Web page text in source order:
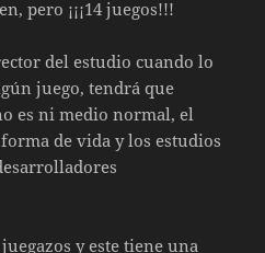
pero ¡¡¡14 juegos!!!
del estudio cuando lo
juego, tendrá que
es ni medio normal, el
de vida y los estudios
y este tiene una